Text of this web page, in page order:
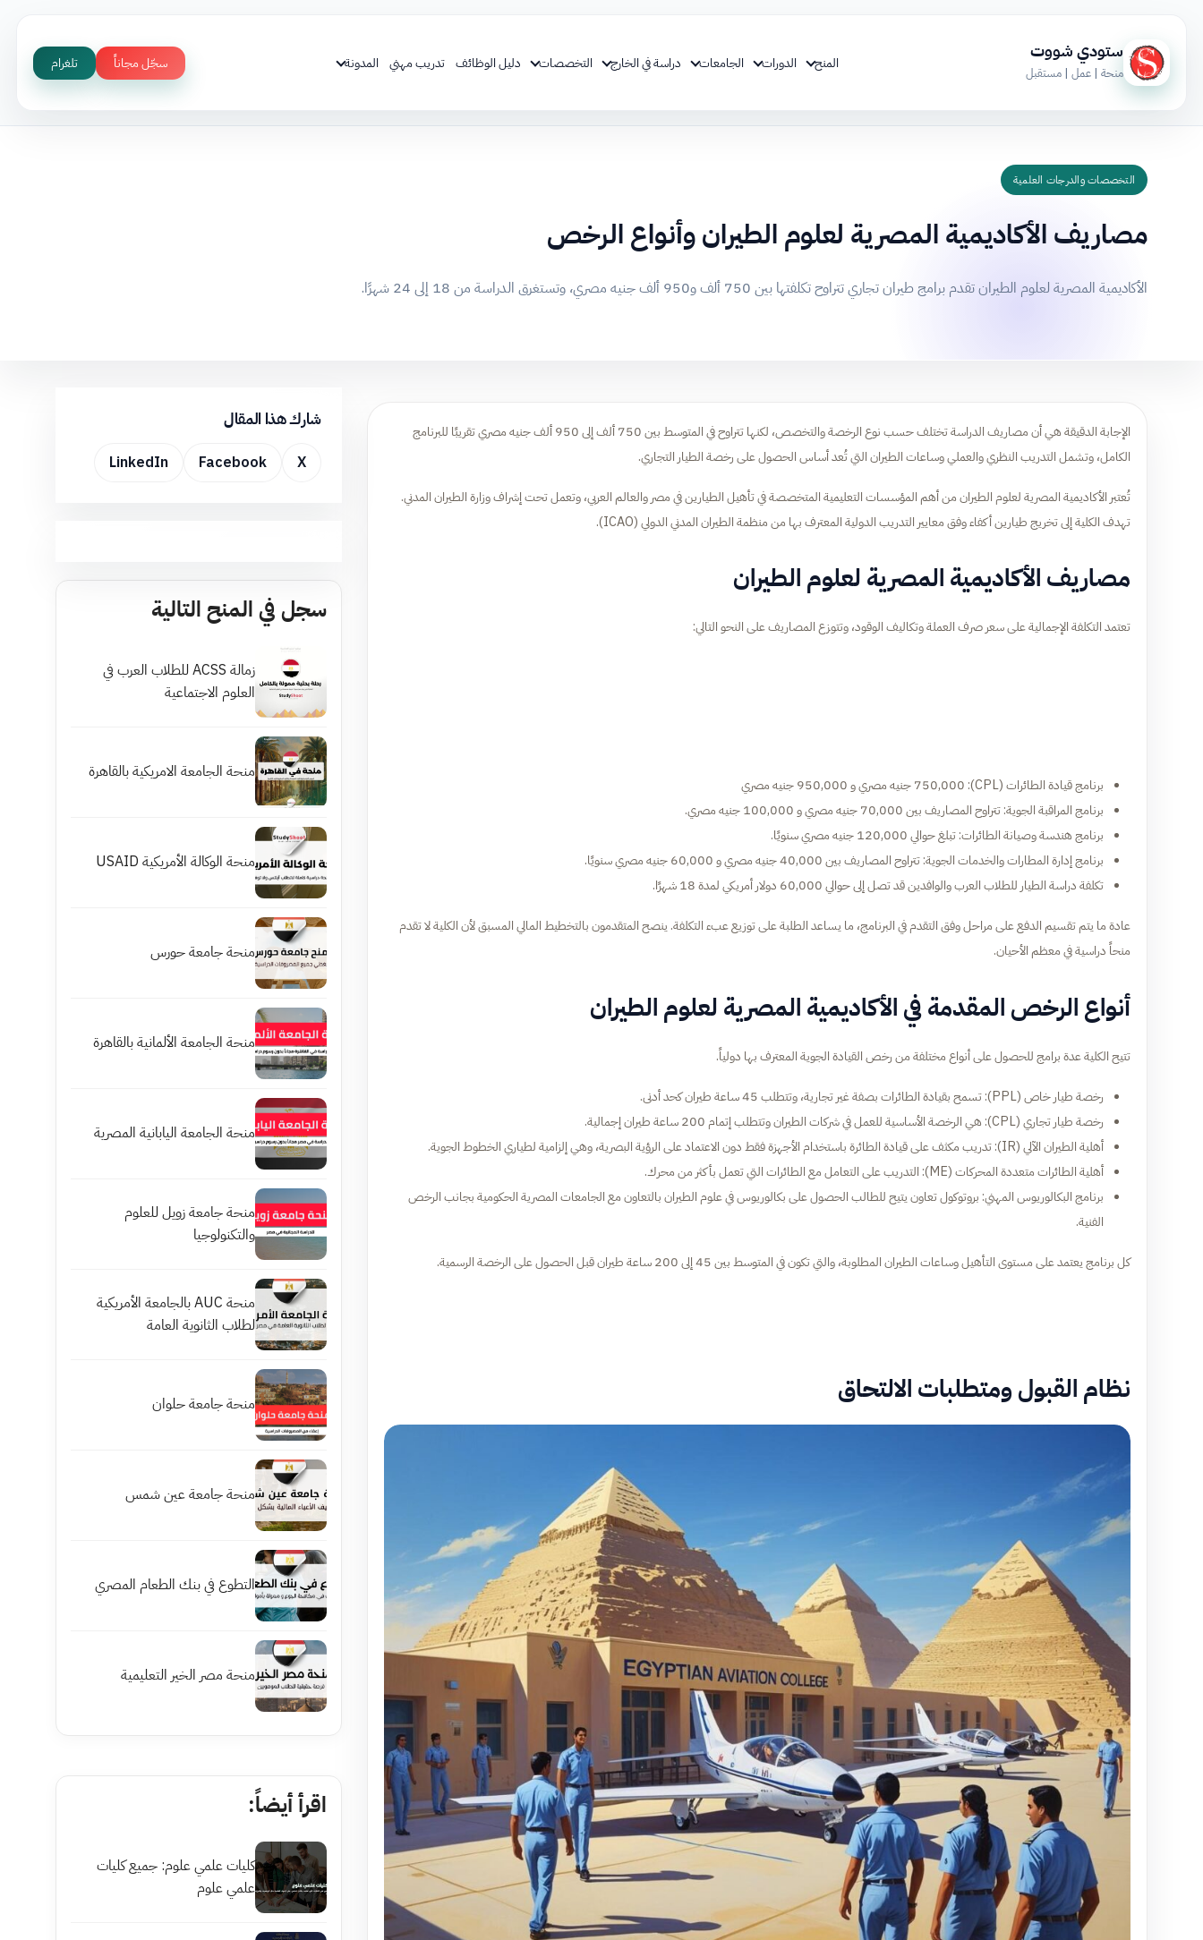
ستودي شووت
منحة | عمل | مستقبل
المنح الدورات الجامعات دراسة في الخارج التخصصات دليل الوظائف تدريب مهني المدونة سجّل مجاناً تلغرام
التخصصات والدرجات العلمية
مصاريف الأكاديمية المصرية لعلوم الطيران وأنواع الرخص
الأكاديمية المصرية لعلوم الطيران تقدم برامج طيران تجاري تتراوح تكلفتها بين 750 ألف و950 ألف جنيه مصري، وتستغرق الدراسة من 18 إلى 24 شهرًا.
الإجابة الدقيقة هي أن مصاريف الدراسة تختلف حسب نوع الرخصة والتخصص، لكنها تتراوح في المتوسط بين 750 ألف إلى 950 ألف جنيه مصري تقريبًا للبرنامج
الكامل، وتشمل التدريب النظري والعملي وساعات الطيران التي تُعد أساس الحصول على رخصة الطيار التجاري.
تُعتبر الأكاديمية المصرية لعلوم الطيران من أهم المؤسسات التعليمية المتخصصة في تأهيل الطيارين في مصر والعالم العربي، وتعمل تحت إشراف وزارة الطيران المدني.
تهدف الكلية إلى تخريج طيارين أكفاء وفق معايير التدريب الدولية المعترف بها من منظمة الطيران المدني الدولي (ICAO).
مصاريف الأكاديمية المصرية لعلوم الطيران
تعتمد التكلفة الإجمالية على سعر صرف العملة وتكاليف الوقود، وتتوزع المصاريف على النحو التالي:
برنامج قيادة الطائرات (CPL): 750,000 جنيه مصري و 950,000 جنيه مصري
برنامج المراقبة الجوية: تتراوح المصاريف بين 70,000 جنيه مصري و 100,000 جنيه مصري.
برنامج هندسة وصيانة الطائرات: تبلغ حوالي 120,000 جنيه مصري سنويًا.
برنامج إدارة المطارات والخدمات الجوية: تتراوح المصاريف بين 40,000 جنيه مصري و 60,000 جنيه مصري سنويًا.
تكلفة دراسة الطيار للطلاب العرب والوافدين قد تصل إلى حوالي 60,000 دولار أمريكي لمدة 18 شهرًا.
عادة ما يتم تقسيم الدفع على مراحل وفق التقدم في البرنامج، ما يساعد الطلبة على توزيع عبء التكلفة. ينصح المتقدمون بالتخطيط المالي المسبق لأن الكلية لا تقدم
منحاً دراسية في معظم الأحيان.
أنواع الرخص المقدمة في الأكاديمية المصرية لعلوم الطيران
تتيح الكلية عدة برامج للحصول على أنواع مختلفة من رخص القيادة الجوية المعترف بها دولياً.
رخصة طيار خاص (PPL): تسمح بقيادة الطائرات بصفة غير تجارية، وتتطلب 45 ساعة طيران كحد أدنى.
رخصة طيار تجاري (CPL): هي الرخصة الأساسية للعمل في شركات الطيران وتتطلب إتمام 200 ساعة طيران إجمالية.
أهلية الطيران الآلي (IR): تدريب مكثف على قيادة الطائرة باستخدام الأجهزة فقط دون الاعتماد على الرؤية البصرية، وهي إلزامية لطياري الخطوط الجوية.
أهلية الطائرات متعددة المحركات (ME): التدريب على التعامل مع الطائرات التي تعمل بأكثر من محرك.
برنامج البكالوريوس المهني: بروتوكول تعاون يتيح للطالب الحصول على بكالوريوس في علوم الطيران بالتعاون مع الجامعات المصرية الحكومية بجانب الرخص
الفنية.
كل برنامج يعتمد على مستوى التأهيل وساعات الطيران المطلوبة، والتي تكون في المتوسط بين 45 إلى 200 ساعة طيران قبل الحصول على الرخصة الرسمية.
نظام القبول ومتطلبات الالتحاق
شارك هذا المقال
X
Facebook
LinkedIn
سجل في المنح التالية
زمالة ACSS للطلاب العرب في
العلوم الاجتماعية
منحة الجامعة الامريكية بالقاهرة
منحة الوكالة الأمريكية USAID
منحة جامعة حورس
منحة الجامعة الألمانية بالقاهرة
منحة الجامعة اليابانية المصرية
منحة جامعة زويل للعلوم
والتكنولوجيا
منحة AUC بالجامعة الأمريكية
لطلاب الثانوية العامة
منحة جامعة حلوان
منحة جامعة عين شمس
التطوع في بنك الطعام المصري
منحة مصر الخير التعليمية
اقرأ أيضاً:
كليات علمي علوم: جميع كليات
علمي علوم